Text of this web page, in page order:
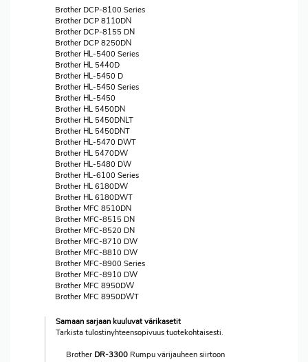
Brother DCP-8100 Series
Brother DCP 8110DN
Brother DCP-8155 DN
Brother DCP 8250DN
Brother HL-5400 Series
Brother HL 5440D
Brother HL-5450 D
Brother HL-5450 Series
Brother HL-5450
Brother HL 5450DN
Brother HL 5450DNLT
Brother HL 5450DNT
Brother HL-5470 DWT
Brother HL 5470DW
Brother HL-5480 DW
Brother HL-6100 Series
Brother HL 6180DW
Brother HL 6180DWT
Brother MFC 8510DN
Brother MFC-8515 DN
Brother MFC-8520 DN
Brother MFC-8710 DW
Brother MFC-8810 DW
Brother MFC-8900 Series
Brother MFC-8910 DW
Brother MFC 8950DW
Brother MFC 8950DWT
Samaan sarjaan kuuluvat värikasetit
Tarkista tulostinyhteensopivuus tuotekohtaisesti.
Brother DR-3300 Rumpu värijauheen siirtoon